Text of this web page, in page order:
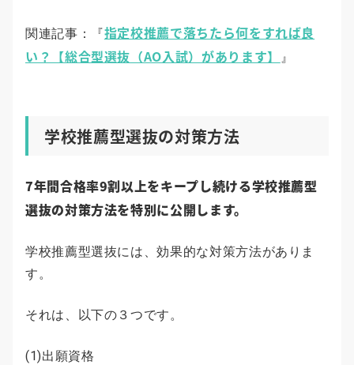
関連記事：『指定校推薦で落ちたら何をすれば良
い？【総合型選抜（AO入試）があります】
』
学校推薦型選抜の対策方法
7年間合格率9割以上をキープし続ける学校推薦型
選抜の対策方法を特別に公開します。
学校推薦型選抜には、効果的な対策方法がありま
す。
それは、以下の３つです。
(1)出願資格